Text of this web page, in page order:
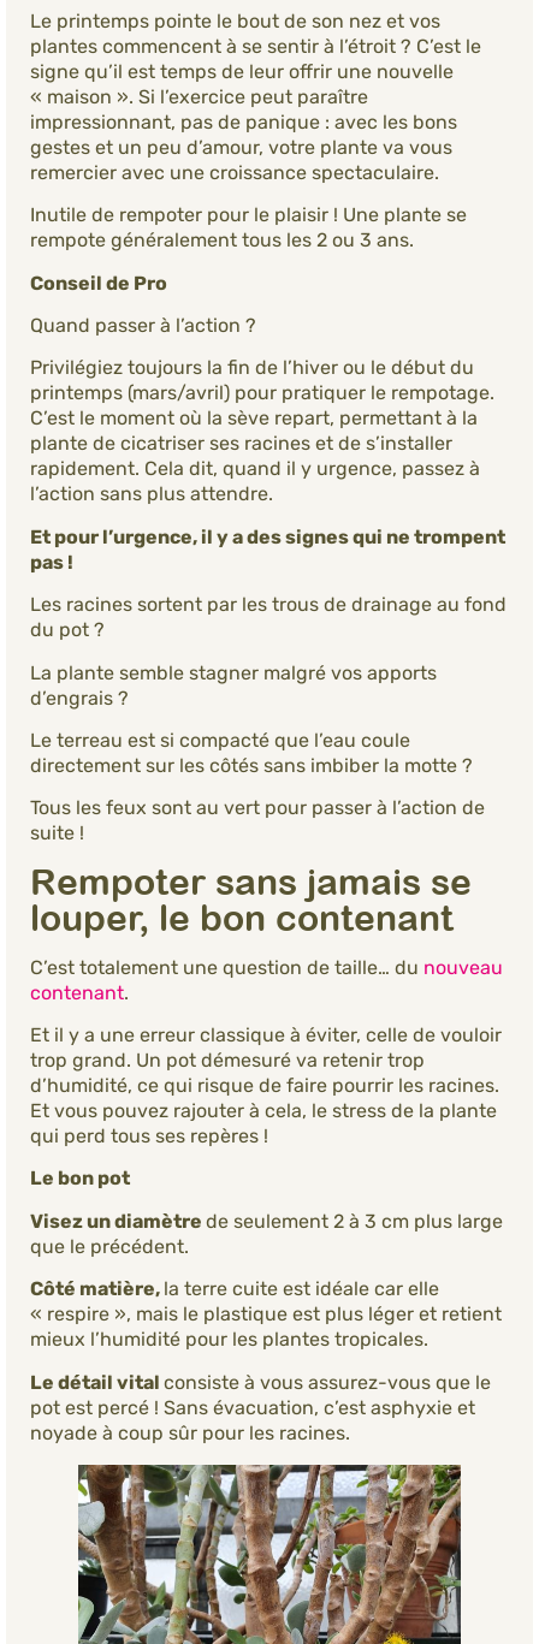
Le printemps pointe le bout de son nez et vos
plantes commencent à se sentir à l’étroit ? C’est le
signe qu’il est temps de leur offrir une nouvelle
« maison ». Si l’exercice peut paraître
impressionnant, pas de panique : avec les bons
gestes et un peu d’amour, votre plante va vous
remercier avec une croissance spectaculaire.
Inutile de rempoter pour le plaisir ! Une plante se
rempote généralement tous les 2 ou 3 ans.
Conseil de Pro
Quand passer à l’action ?
Privilégiez toujours la fin de l’hiver ou le début du
printemps (mars/avril) pour pratiquer le rempotage.
C’est le moment où la sève repart, permettant à la
plante de cicatriser ses racines et de s’installer
rapidement. Cela dit, quand il y urgence, passez à
l’action sans plus attendre.
Et pour l’urgence, il y a des signes qui ne trompent
pas !
Les racines sortent par les trous de drainage au fond
du pot ?
La plante semble stagner malgré vos apports
d’engrais ?
Le terreau est si compacté que l’eau coule
directement sur les côtés sans imbiber la motte ?
Tous les feux sont au vert pour passer à l’action de
suite !
Rempoter sans jamais se
louper, le bon contenant
C’est totalement une question de taille… du nouveau
contenant.
Et il y a une erreur classique à éviter, celle de vouloir
trop grand. Un pot démesuré va retenir trop
d’humidité, ce qui risque de faire pourrir les racines.
Et vous pouvez rajouter à cela, le stress de la plante
qui perd tous ses repères !
Le bon pot
Visez un diamètre de seulement 2 à 3 cm plus large
que le précédent.
Côté matière, la terre cuite est idéale car elle
« respire », mais le plastique est plus léger et retient
mieux l’humidité pour les plantes tropicales.
Le détail vital consiste à vous assurez-vous que le
pot est percé ! Sans évacuation, c’est asphyxie et
noyade à coup sûr pour les racines.